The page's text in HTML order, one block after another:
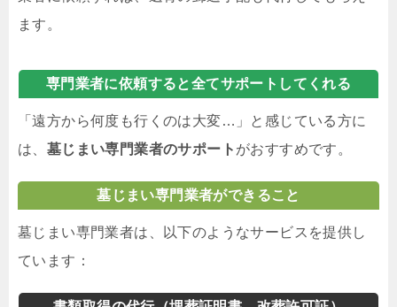
ます。
専門業者に依頼すると全てサポートしてくれる
「遠方から何度も行くのは大変…」と感じている方に
は、 墓じまい専門業者のサポート がおすすめです。
墓じまい専門業者ができること
墓じまい専門業者は、以下のようなサービスを提供し
ています：